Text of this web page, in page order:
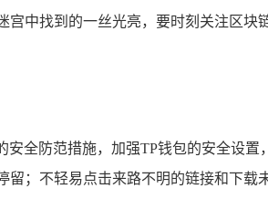
中找到的一丝光亮，要时刻关注区
全防范措施，加强TP钱包的安全设
；不轻易点击来路不明的链接和下